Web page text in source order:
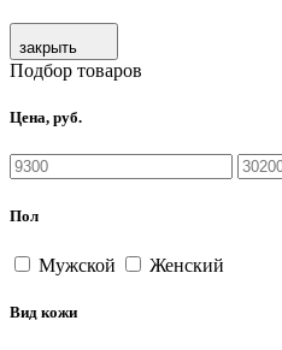
закрыть
Подбор товаров
Цена, руб.
Пол
Мужской Женский
Вид кожи